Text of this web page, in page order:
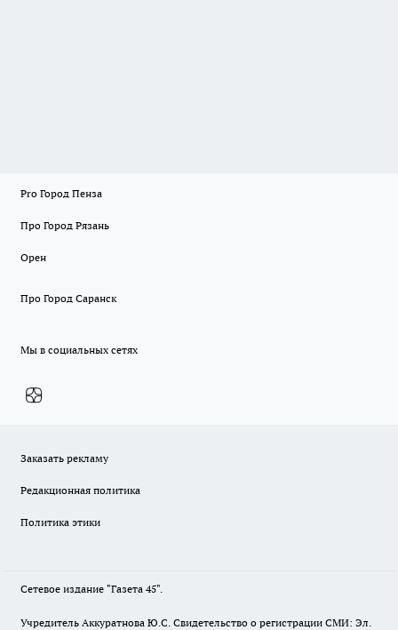
Pro Город Пенза
Про Город Рязань
Орен
Про Город Саранск
Мы в социальных сетях
Заказать рекламу
Редакционная политика
Политика этики
Сетевое издание "Газета 45".
Учредитель Аккуратнова Ю.С. Свидетельство о регистрации СМИ: Эл.